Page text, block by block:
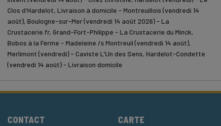
Clos d'Hardelot, Livraison à domicile - Montreuillois (vendredi 14
août), Boulogne-sur-Mer (vendredi 14 août 2026) - La
Crustacerie.fr, Grand-Fort-Philippe - La Crustacerie du Minck,
Bobos à la Ferme - Madeleine /s Montreuil (vendredi 14 août),
Merlimont (vendredi) - Caviste L'Un des Sens, Hardelot-Condette
(vendredi 14 août) - Livraison domicile
CONTACT CARTE